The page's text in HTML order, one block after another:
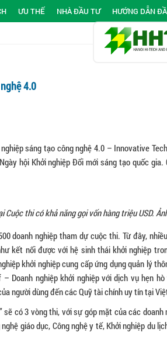
ƯU THẾ NHÀ ĐẦU TƯ HƯỚNG DẪN
4.0
sáng tạo công nghệ 4.0 – Innovative
hội Khởi nghiệp Đổi mới sáng tạo quốc
thi có khả năng gọi vốn hàng triệu USD.
doanh nghiệp tham dự cuộc thi. Từ đây,
kết nối được với hệ sinh thái khởi nghiệp
khởi nghiệp cung cấp ứng dụng quản lý
Doanh nghiệp khởi nghiệp với dịch vụ hẹn
người dùng đến các Quỹ tài chính uy tín tại
sẽ có 3 vòng thi, với sự góp mặt của các
giáo dục, Công nghệ y tế, Khởi nghiệp du